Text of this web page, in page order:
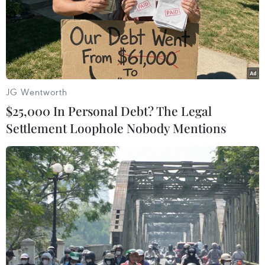
#Chính phủ Kenya #Kelvin Kiptum #Lễ tang #giải chạy marathon #Ngôi sao
điền kinh #Tai nạn giao thông
Facebook Twitter Lưu bài viết Copy link
Theo dõi VietnamPlus
Tin liên quan
JG Wentworth
$25,000 In Personal Debt? The Legal
Settlement Loophole Nobody Mentions